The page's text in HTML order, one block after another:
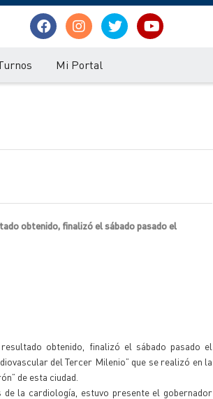
Mi Portal
obtenido, finalizó el sábado pasado el
obtenido, finalizó el sábado pasado el
del Tercer Milenio” que se realizó en la
de esta ciudad.
la cardiología, estuvo presente el gobernador